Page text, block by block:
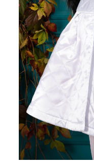
Rochii din dantela
Rochii din tafta
Rochii cu paiete
Rochii din tul
Rochii din catifea
Rochii din Barbie/Bistrech
Rochii din saten
Rochii voal
Rochii cu imprimeu